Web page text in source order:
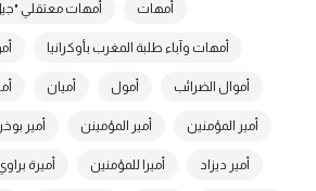
أمهات أمهات معتقلي
أمهات وآباء طلبة المغرب بأوكرانيا
أموال الضرائب أمول أميان
أمير المؤمنين أمير المؤمينن أمير
أمير ديزاد أميرا للمؤمنين أميرة